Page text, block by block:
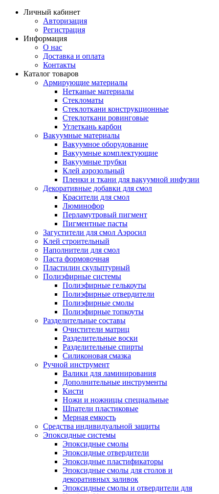
Личный кабинет
Авторизация
Регистрация
Информация
О нас
Доставка и оплата
Контакты
Каталог товаров
Армирующие материалы
Нетканые материалы
Стекломаты
Стеклоткани конструкционные
Стеклоткани ровинговые
Углеткань карбон
Вакуумные материалы
Вакуумное оборудование
Вакуумные комплектующие
Вакуумные трубки
Клей аэрозольный
Пленки и ткани для вакуумной инфузии
Декоративные добавки для смол
Красители для смол
Люминофор
Перламутровый пигмент
Пигментные пасты
Загустители для смол Аэросил
Клей строительный
Наполнители для смол
Паста формовочная
Пластилин скульптурный
Полиэфирные системы
Полиэфирные гелькоуты
Полиэфирные отвердители
Полиэфирные смолы
Полиэфирные топкоуты
Разделительные составы
Очистители матриц
Разделительные воски
Разделительные спирты
Силиконовая смазка
Ручной инструмент
Валики для ламинирования
Дополнительные инструменты
Кисти
Ножи и ножницы специальные
Шпатели пластиковые
Мерная емкость
Средства индивидуальной защиты
Эпоксидные системы
Эпоксидные смолы
Эпоксидные отвердители
Эпоксидные пластификаторы
Эпоксидные смолы для столов и
декоративных заливок
Эпоксидные смолы и отвердители для